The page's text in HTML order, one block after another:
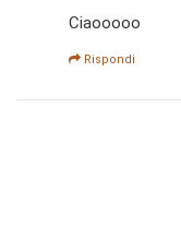
Ciaooooo
Rispondi